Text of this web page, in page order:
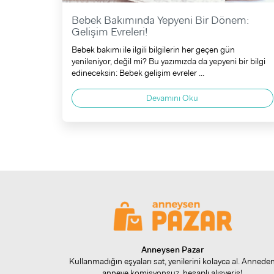
Bebek Bakımında Yepyeni Bir Dönem:
Gelişim Evreleri!
Bebek bakımı ile ilgili bilgilerin her geçen gün
yenileniyor, değil mi? Bu yazımızda da yepyeni bir bilgi
edineceksin: Bebek gelişim evreler ...
Devamını Oku
Anneysen Pazar
Kullanmadığın eşyaları sat, yenilerini kolayca al.